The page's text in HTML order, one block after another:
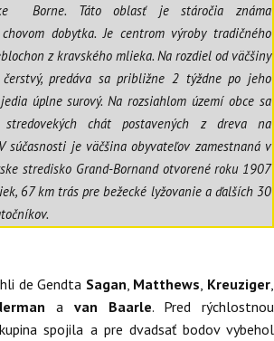
Borne. Táto oblasť je stáročia známa
dobytka. Je centrom výroby tradičného
z kravského mlieka. Na rozdiel od väčšiny
predáva sa približne 2 týždne po jeho
úplne surový. Na rozsiahlom území obce sa
chát postavených z dreva na
súčasnosti je väčšina obyvateľov zamestnaná v
stredisko Grand-Bornand otvorené roku 1907
67 km trás pre bežecké lyžovanie a ďalších 30
de Gendta Sagan Matthews Kreuziger
a van Baarle. Pred rýchlostnou
spojila a pre dvadsať bodov vybehol